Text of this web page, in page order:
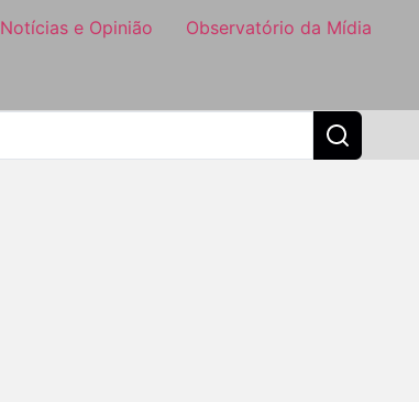
Notícias e Opinião Observatório da Mídia